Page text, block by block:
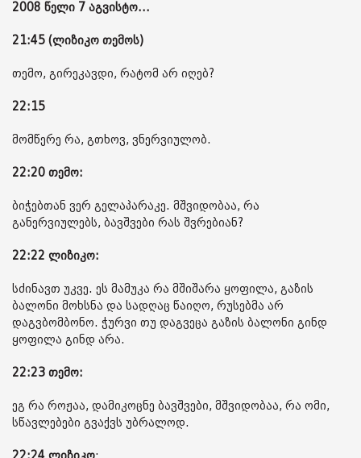
2008 წელი 7 აგვისტო...
21:45 (ლიზიკო თემოს)
თემო, გირეკავდი, რატომ არ იღებ?
22:15
მომწერე რა, გთხოვ, ვნერვიულობ.
22:20 თემო:
ბიჭებთან ვერ გელაპარაკე. მშვიდობაა, რა
განერვიულებს, ბავშვები რას შვრებიან?
22:22 ლიზიკო:
სძინავთ უკვე. ეს მამუკა რა მშიშარა ყოფილა, გაზის
ბალონი მოხსნა და სადღაც წაიღო, რუსებმა არ
დაგვბომბონო. ჭურვი თუ დაგვეცა გაზის ბალონი გინდ
ყოფილა გინდ არა.
22:23 თემო:
ეგ რა როჟაა, დამიკოცნე ბავშვები, მშვიდობაა, რა ომი,
სწავლებები გვაქვს უბრალოდ.